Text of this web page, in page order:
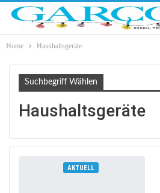
Home Haushaltsgeräte
Suchbegriff Wählen
Haushaltsgeräte
AKTUELL